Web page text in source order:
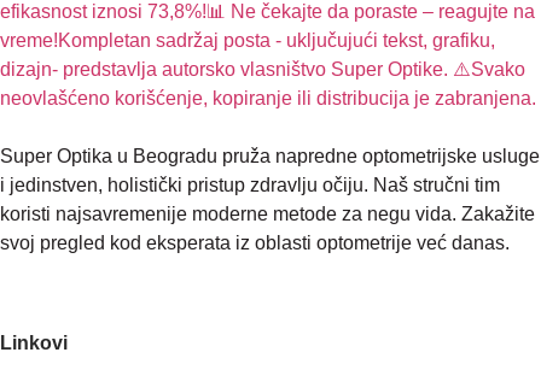
Super Optika u Beogradu pruža napredne optometrijske usluge
i jedinstven, holistički pristup zdravlju očiju. Naš stručni tim
koristi najsavremenije moderne metode za negu vida. Zakažite
svoj pregled kod eksperata iz oblasti optometrije već danas.
Linkovi